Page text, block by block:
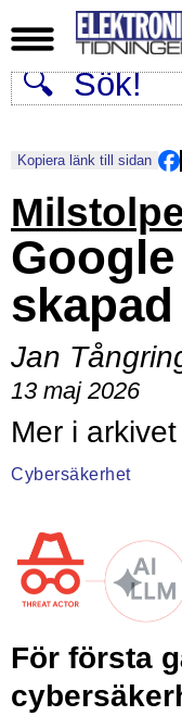
Kopiera länk till sidan
Jan
13 maj 2026
Cybersäkerhet
För första